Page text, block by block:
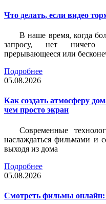
Что делать, если видео
В наше время, когда
запросу, нет ничего
прерывающееся или
Подробнее
05.08.2026
Как создать атмосферу
чем просто экран
Современные
наслаждаться фильмами и
выходя из дома
Подробнее
05.08.2026
Смотреть фильмы онлайн: